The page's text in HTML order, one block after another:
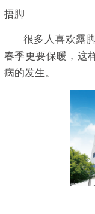
捂脚
很多人喜欢露脚
春季更要保暖，这
病的发生。